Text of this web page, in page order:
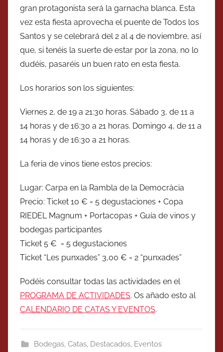
gran protagonista será la garnacha blanca. Esta
vez esta fiesta aprovecha el puente de Todos los
Santos y se celebrará del 2 al 4 de noviembre, así
que, si tenéis la suerte de estar por la zona, no lo
dudéis, pasaréis un buen rato en esta fiesta.
Los horarios son los siguientes:
Viernes 2, de 19 a 21:30 horas. Sábado 3, de 11 a
14 horas y de 16:30 a 21 horas. Domingo 4, de 11 a
14 horas y de 16:30 a 21 horas.
La feria de vinos tiene estos precios:
Lugar: Carpa en la Rambla de la Democràcia
Precio: Ticket 10 € = 5 degustaciones + Copa
RIEDEL Magnum + Portacopas + Guía de vinos y
bodegas participantes
Ticket 5 € = 5 degustaciones
Ticket “Les punxades” 3,00 € = 2 “punxades”
Podéis consultar todas las actividades en el
PROGRAMA DE ACTIVIDADES. Os añado esto al
CALENDARIO DE CATAS Y EVENTOS.
Bodegas, Catas, Destacados, Eventos